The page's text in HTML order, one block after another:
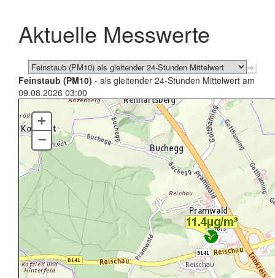
schließen
Aktuelle Messwerte
Feinstaub (PM10) - als gleitender 24-Stunden Mittelwert am
09.08.2026 03:00
+
–